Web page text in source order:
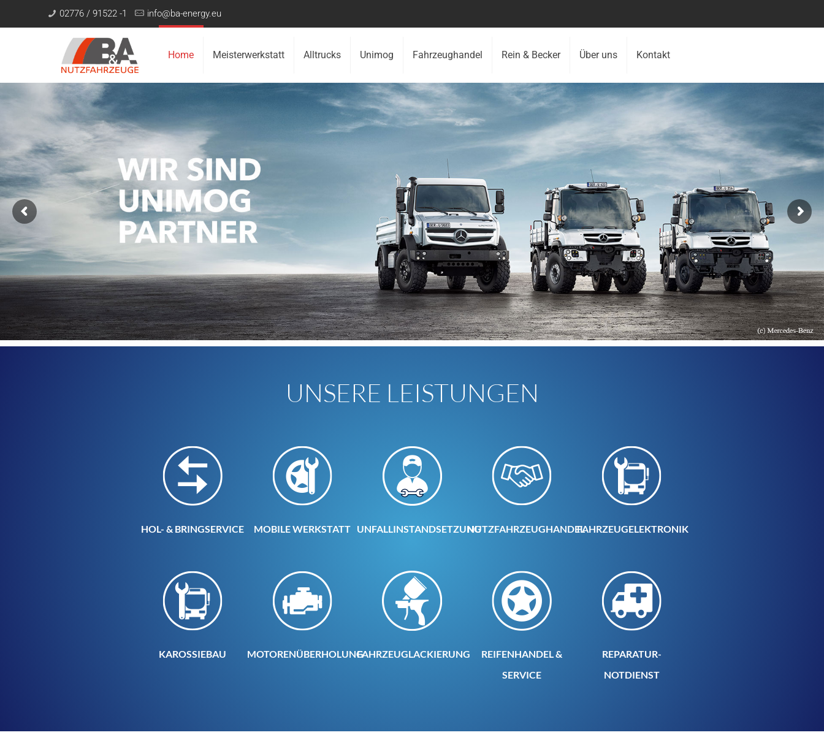
02776 / 91522 -1 info@ba-energy.eu
Home Meisterwerkstatt Alltrucks Unimog Fahrzeughandel Rein & Becker Über uns Kontakt
UNSERE LEISTUNGEN
HOL- & BRINGSERVICE MOBILE WERKSTATT UNFALLINSTANDSETZUNGNUTZFAHRZEUGHANDELFAHRZEUGELEKTRONIK
KAROSSIEBAU MOTORENÜBERHOLUNGFAHRZEUGLACKIERUNG
REIFENHANDEL &
SERVICE
REPARATUR-
NOTDIENST